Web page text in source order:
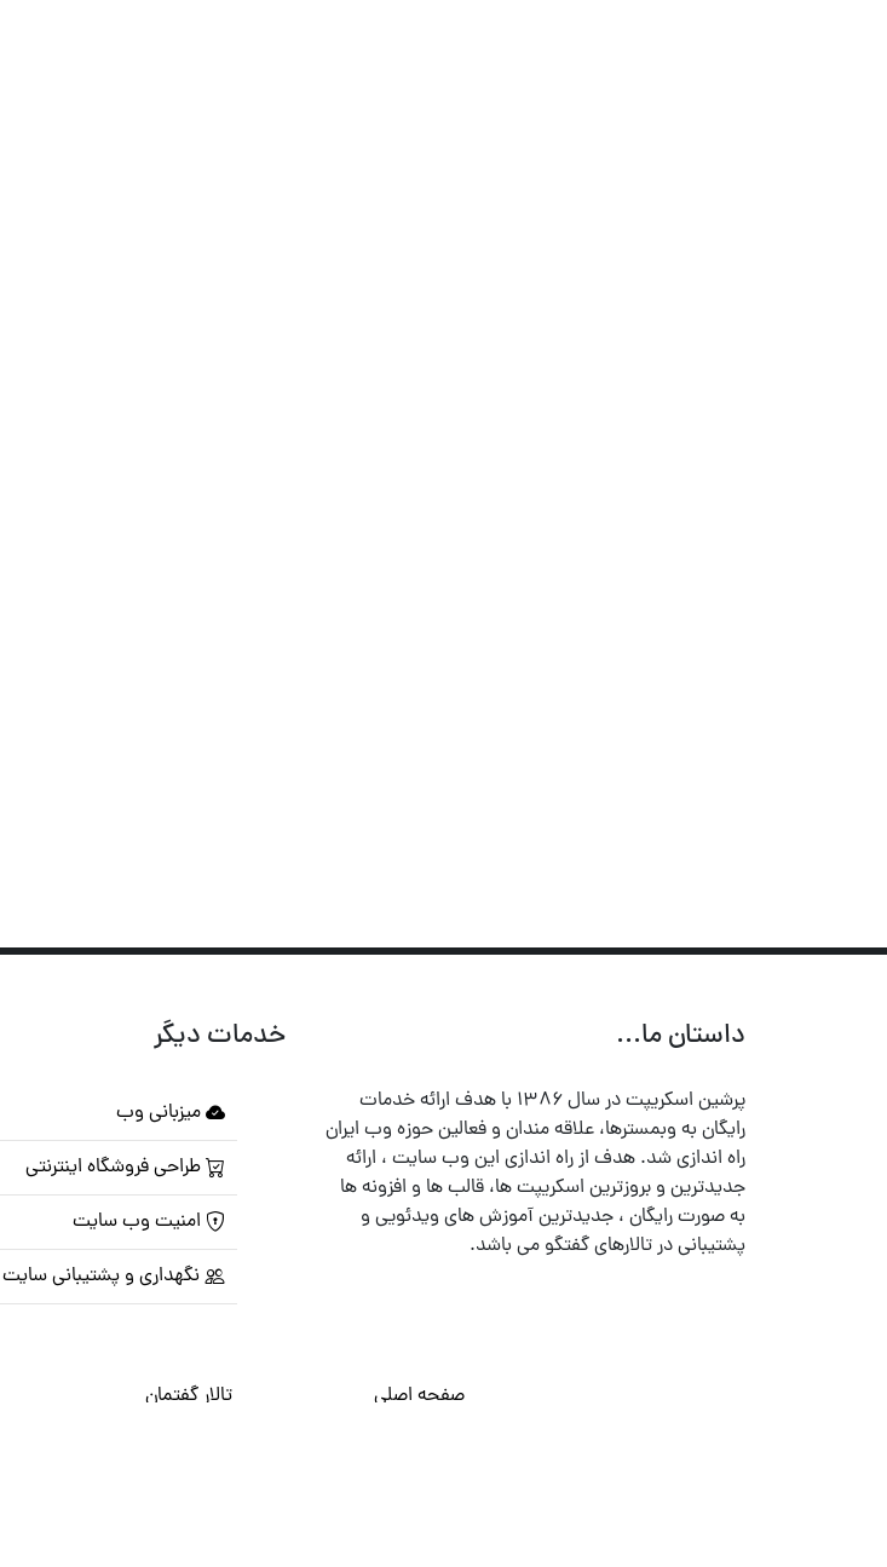
داستان ما...
پرشین اسکریپت در سال ۱۳۸۶ با هدف ارائه خدمات
رایگان به وبمسترها، علاقه مندان و فعالین حوزه وب ایران
راه اندازی شد. هدف از راه اندازی این وب سایت ، ارائه
جدیدترین و بروزترین اسکریپت ها، قالب ها و افزونه ها
به صورت رایگان ، جدیدترین آموزش های ویدئویی و
پشتیبانی در تالارهای گفتگو می باشد.
خدمات دیگر
میزبانی وب
طراحی فروشگاه اینترنتی
امنیت وب سایت
نگهداری و پشتیبانی سایت
صفحه اصلی تالار گفتمان